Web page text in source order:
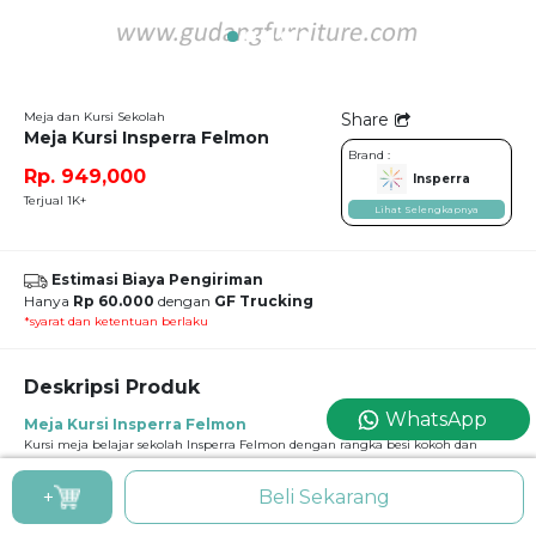
Meja dan Kursi Sekolah
Meja Kursi Insperra Felmon
Rp. 949,000
Terjual 1K+
Share
Brand :
Insperra
Lihat Selengkapnya
Estimasi Biaya Pengiriman
Hanya Rp 60.000 dengan GF Trucking
*syarat dan ketentuan berlaku
Deskripsi Produk
Meja Kursi Insperra Felmon
Kursi meja belajar sekolah Insperra Felmon dengan rangka besi kokoh dan
permukaan meja rapi. Cocok digunakan untuk ruang kelas SD, SMP, hingga
SMA dengan pemakaian harian yang erstandar TKDN. Dengan desain standar
pendidikan nyaman digunakan untuk belajar dan mendukung posisi duduk
yang stabil di ruang kelas.
+ Beli Sekarang
WhatsApp